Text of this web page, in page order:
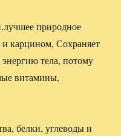
природное
и карцином, Сохраняет
энергию тела, потому
витамины,
белки, углеводы и